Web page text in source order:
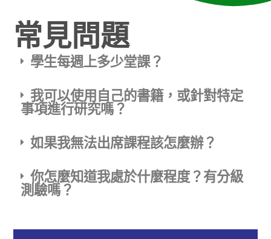
常見問題
學生每週上多少堂課？
我可以使用自己的書籍，或針對特定
事項進行研究嗎？
如果我無法出席課程該怎麼辦？
你怎麼知道我處於什麼程度？有分級
測驗嗎？